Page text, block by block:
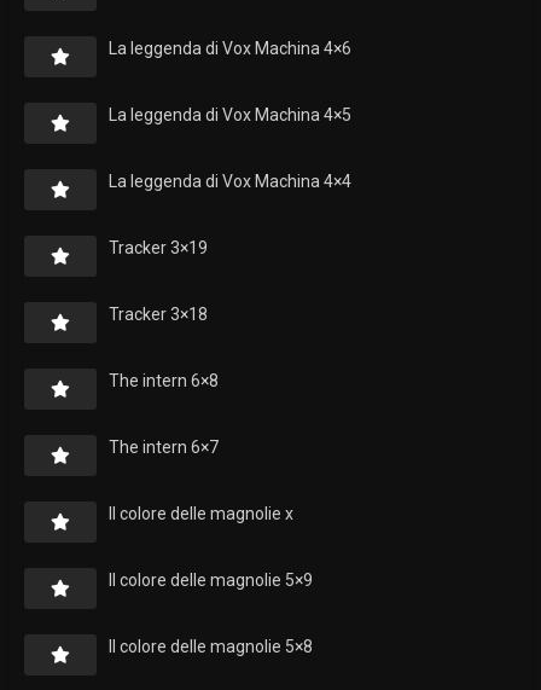
La leggenda di Vox Machina 4×6
La leggenda di Vox Machina 4×5
La leggenda di Vox Machina 4×4
Tracker 3×19
Tracker 3×18
The intern 6×8
The intern 6×7
Il colore delle magnolie x
Il colore delle magnolie 5×9
Il colore delle magnolie 5×8